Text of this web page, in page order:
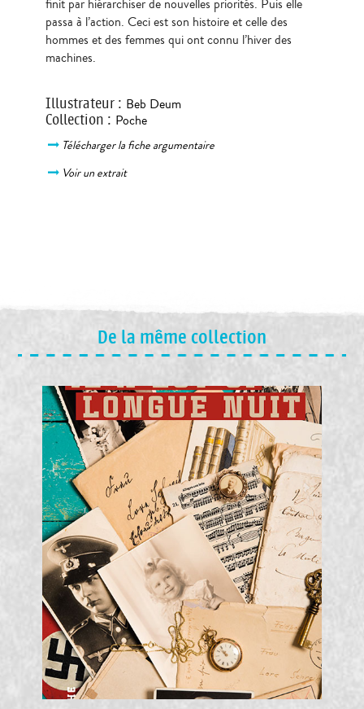
finit par hiérarchiser de nouvelles priorités. Puis elle
passa à l’action. Ceci est son histoire et celle des
hommes et des femmes qui ont connu l’hiver des
machines.
Illustrateur: Beb Deum
Collection : Poche
Télécharger la fiche argumentaire
Voir un extrait
De la même collection